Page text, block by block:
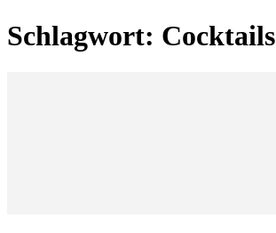
Schlagwort: Cocktails